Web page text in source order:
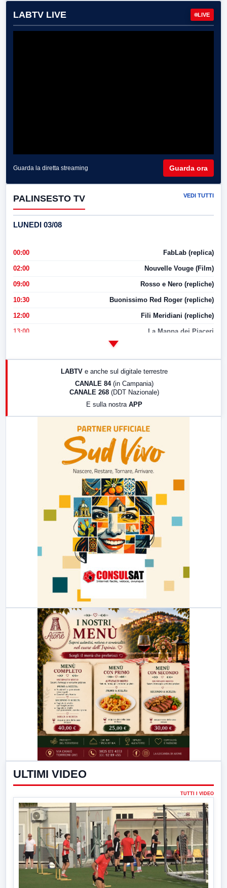
LABTV LIVE LIVE
Guarda la diretta streaming Guarda ora
PALINSESTO TV VEDI TUTTI
LUNEDI 03/08
00:00 FabLab (replica)
02:00 Nouvelle Vouge (Film)
09:00 Rosso e Nero (repliche)
10:30 Buonissimo Red Roger (repliche)
12:00 Fili Meridiani (repliche)
13:00 La Mappa dei Piaceri
LABTV e anche sul digitale terrestre
CANALE 84 (in Campania)
CANALE 268 (DDT Nazionale)
E sulla nostra APP
ULTIMI VIDEO
TUTTI I VIDEO